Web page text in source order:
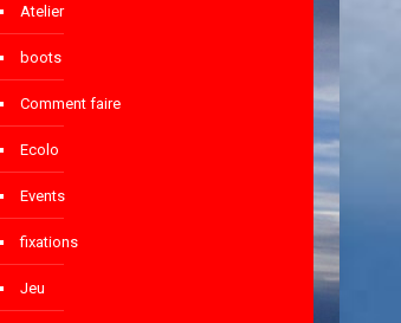
Atelier
boots
Comment faire
Ecolo
Events
fixations
Jeu